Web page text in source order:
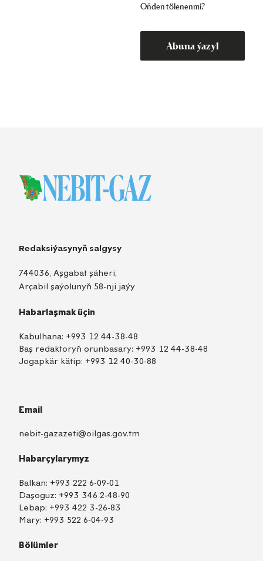
Oňden tölenenmi?
Abuna ýazyl
Redaksiýasynyň salgysy
744036, Aşgabat şäheri,
Arçabil şaýolunyň 58-nji jaýy
Habarlaşmak üçin
Kabulhana: +993 12 44-38-48
Baş redaktoryň orunbasary: +993 12 44-38-48
Jogapkär kätip: +993 12 40-30-88
Email
nebit-gazazeti@oilgas.gov.tm
Habarçylarymyz
Balkan: +993 222 6-09-01
Daşoguz: +993 346 2-48-90
Lebap: +993 422 3-26-83
Mary: +993 522 6-04-93
Bölümler